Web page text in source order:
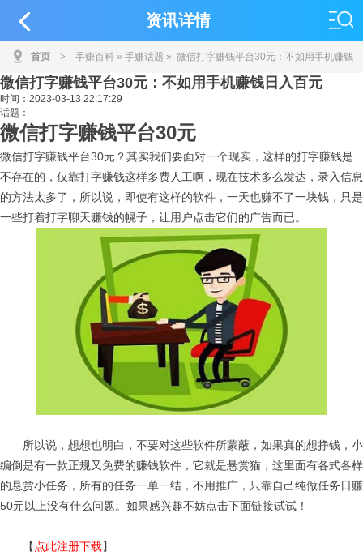
资讯详情
首页 > 手赚百科 » 手赚话题 » 微信打字赚钱平台30元：不如用手机赚钱
日入百元
微信打字赚钱平台30元：不如用手机赚钱日入百元
时间： 2023-03-13 22:17:29
话题：
微信打字赚钱平台30元
微信打字赚钱平台30元？其实我们要面对一个现实，这样的打字赚钱是
不存在的，仅靠打字赚钱这样多费人工啊，现在技术多么发达，录入信息
的方法太多了，所以说，即使有这样的软件，一天也赚不了一块钱，只是
一些打着打字聊天赚钱的幌子，让用户点击它们的广告而已。
所以说，想想也明白，不要对这些软件所蒙蔽，如果真的想挣钱，小
编倒是有一款正规又免费的赚钱软件，它就是悬赏猫，这里面有各式各样
的悬赏小任务，所有的任务一单一结，不用推广，只靠自己纯做任务日赚
50元以上没有什么问题。如果感兴趣不妨点击下面链接试试！
【 点此注册下载】